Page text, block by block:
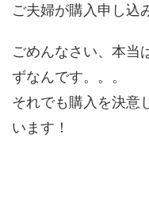
ご夫婦が購入申し込
ごめんなさい、本当
ずなんです。。。
それでも購入を決意
います！